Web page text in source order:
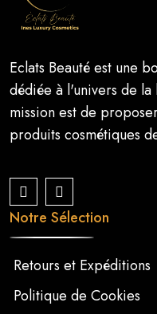
Eclats Beauté est une
dédiée à l'univers de
mission est de
produits cosmétiques
Notre Sélection
Retours et Expéditions
Politique de Cookies